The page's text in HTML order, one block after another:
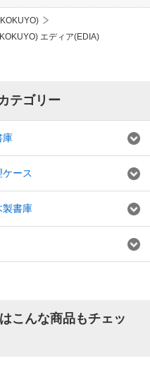
エディア(EDIA)
テゴリー
庫
ース
製書庫
こんな商品もチェッ